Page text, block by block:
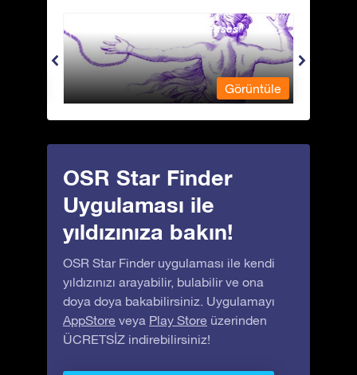
Andromeda - Zincirli Prenses
Görüntüle
OSR Star Finder
Uygulaması ile
yıldızınıza bakın!
OSR Star Finder uygulaması ile kendi
yıldızınızı arayabilir, bulabilir ve ona
doya doya bakabilirsiniz. Uygulamayı
AppStore veya Play Store üzerinden
ÜCRETSİZ indirebilirsiniz!